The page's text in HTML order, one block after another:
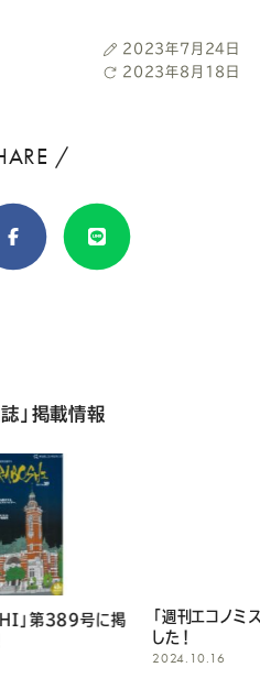
投
稿
2023年7月24日
最
2023年8月18日
/
ろ
し
け
シ
Line
誌」掲載情報
」第389号に掲
「週刊エコノミ
した！
2024.10.16